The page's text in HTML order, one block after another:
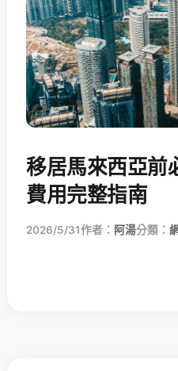
移居馬來西亞
費用完整指南
2026/5/31作者： 阿湯分類：